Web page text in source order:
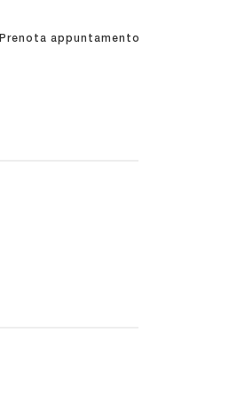
Prenota appuntamento